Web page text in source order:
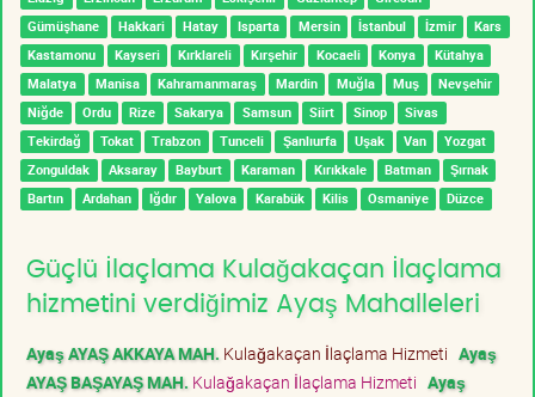
Gümüşhane
Hakkari Hatay Isparta Mersin İstanbul İzmir
Kars
Kastamonu
Kayseri Kırklareli Kırşehir Kocaeli Konya
Kütahya
Malatya
Manisa Kahramanmaraş Mardin Muğla Muş
Nevşehir
Niğde
Ordu Rize Sakarya Samsun Siirt Sinop
Sivas
Tekirdağ
Tokat Trabzon Tunceli Şanlıurfa Uşak Van
Yozgat
Zonguldak
Aksaray Bayburt Karaman Kırıkkale Batman
Şırnak
Bartın
Ardahan Iğdır Yalova Karabük Kilis Osmaniye Düzce
Güçlü İlaçlama Kulağakaçan İlaçlama
hizmetini verdiğimiz Ayaş Mahalleleri
Ayaş AYAŞ AKKAYA MAH. Kulağakaçan İlaçlama Hizmeti Ayaş
AYAŞ BAŞAYAŞ MAH. Kulağakaçan İlaçlama Hizmeti Ayaş